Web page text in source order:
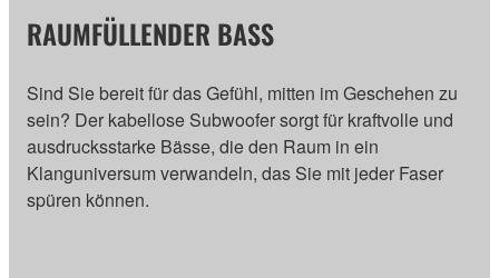
RAUMFÜLLENDER BASS
Sind Sie bereit für das Gefühl, mitten im Geschehen zu
sein? Der kabellose Subwoofer sorgt für kraftvolle und
ausdrucksstarke Bässe, die den Raum in ein
Klanguniversum verwandeln, das Sie mit jeder Faser
spüren können.